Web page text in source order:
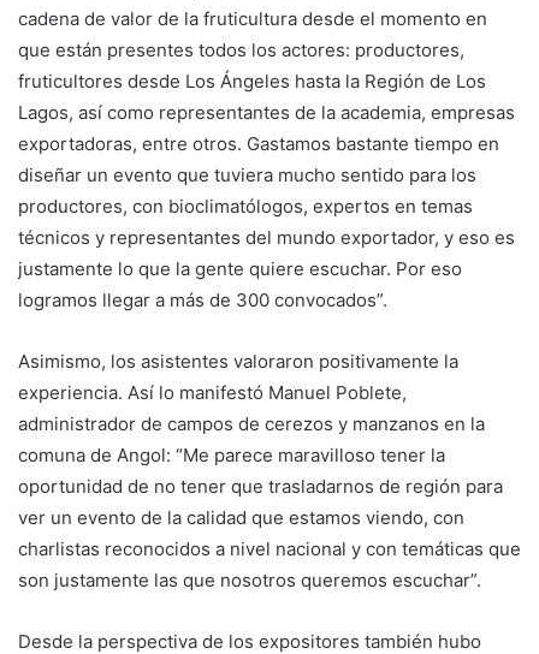
cadena de valor de la fruticultura desde el momento en
que están presentes todos los actores: productores,
fruticultores desde Los Ángeles hasta la Región de Los
Lagos, así como representantes de la academia, empresas
exportadoras, entre otros. Gastamos bastante tiempo en
diseñar un evento que tuviera mucho sentido para los
productores, con bioclimatólogos, expertos en temas
técnicos y representantes del mundo exportador, y eso es
justamente lo que la gente quiere escuchar. Por eso
logramos llegar a más de 300 convocados”.
Asimismo, los asistentes valoraron positivamente la
experiencia. Así lo manifestó Manuel Poblete,
administrador de campos de cerezos y manzanos en la
comuna de Angol: “Me parece maravilloso tener la
oportunidad de no tener que trasladarnos de región para
ver un evento de la calidad que estamos viendo, con
charlistas reconocidos a nivel nacional y con temáticas que
son justamente las que nosotros queremos escuchar”.
Desde la perspectiva de los expositores también hubo